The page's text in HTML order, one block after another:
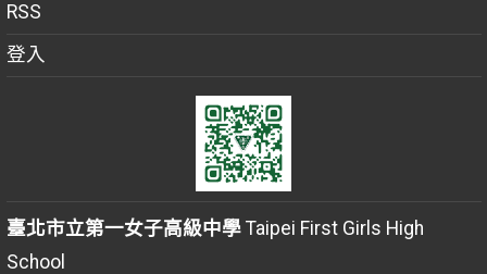
RSS
登入
臺北市立第一女子高級中學Taipei First Girls High
School